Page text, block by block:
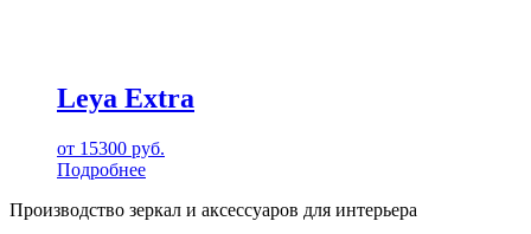
Leya Extra
от 15300 руб.
Подробнее
Производство зеркал и аксессуаров для интерьера